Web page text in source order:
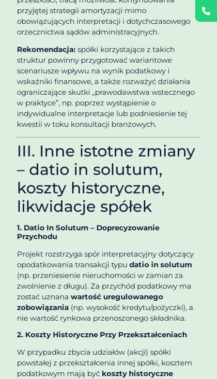
przyjętej strategii amortyzacji mimo
obowiązujących interpretacji i dotychczasowego
orzecznictwa sądów administracyjnych.
Rekomendacja: spółki korzystające z takich
struktur powinny przygotować wariantowe
scenariusze wpływu na wynik podatkowy i
wskaźniki finansowe, a także rozważyć działania
ograniczające skutki „prawodawstwa wstecznego
w praktyce”, np. poprzez wystąpienie o
indywidualne interpretacje lub podniesienie tej
kwestii w toku konsultacji branżowych.
III. Inne istotne zmiany
– datio in solutum,
koszty historyczne,
likwidacje spółek
1. Datio In Solutum – Doprecyzowanie
Przychodu
Projekt rozstrzyga spór interpretacyjny dotyczący
opodatkowania transakcji typu datio in solutum
(np. przeniesienie nieruchomości w zamian za
zwolnienie z długu). Za przychód podatkowy ma
zostać uznana wartość uregulowanego
zobowiązania (np. wysokość kredytu/pożyczki), a
nie wartość rynkowa przenoszonego składnika.
2. Koszty Historyczne Przy Przekształceniach
W przypadku zbycia udziałów (akcji) spółki
powstałej z przekształcenia innej spółki, kosztem
podatkowym mają być koszty historyczne